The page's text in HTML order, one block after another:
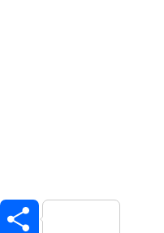
Twitter Share